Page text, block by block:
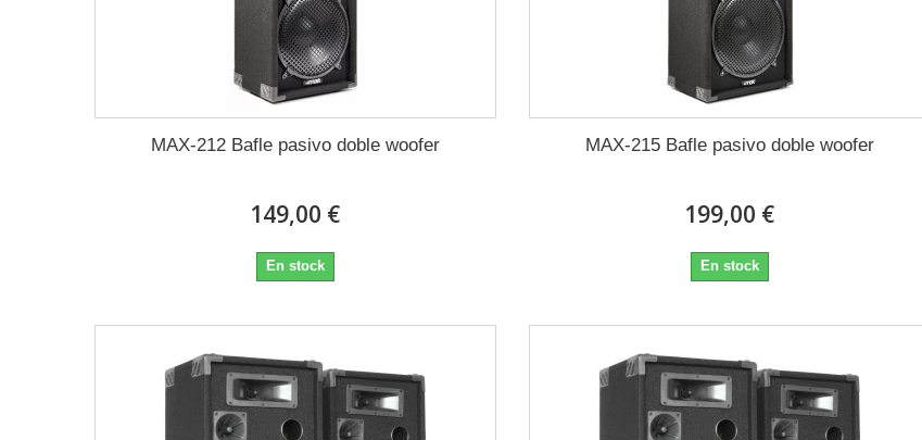
MAX-212 Bafle pasivo doble woofer
149,00 €
En stock
MAX-215 Bafle pasivo doble woofer
199,00 €
En stock